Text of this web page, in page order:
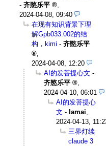
-齐愍乐平
,
2024-04-08, 09:40
在现有知识背景下理
解Gpb033.002的结
构，kimi -齐愍乐平
,
2024-04-08, 12:20
AI的发菩提心文 -
齐愍乐平
,
2024-04-10, 06:01
AI的发菩提心
文 - Iamai,
2024-04-13,
三界灯续
claude 3